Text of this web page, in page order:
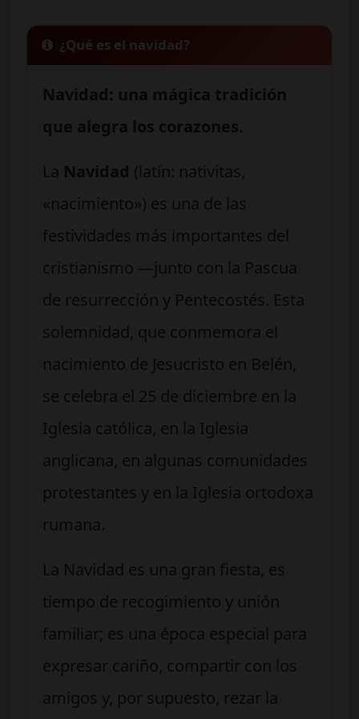
¿Qué es el navidad?
Navidad: una mágica tradición
que alegra los corazones.
La Navidad (latín: nativitas,
«nacimiento») es una de las
festividades más importantes del
cristianismo —junto con la Pascua
de resurrección y Pentecostés. Esta
solemnidad, que conmemora el
nacimiento de Jesucristo en Belén,
se celebra el 25 de diciembre en la
Iglesia católica, en la Iglesia
anglicana, en algunas comunidades
protestantes y en la Iglesia ortodoxa
rumana.
La Navidad es una gran fiesta, es
tiempo de recogimiento y unión
familiar; es una época especial para
expresar cariño, compartir con los
amigos y, por supuesto, rezar la